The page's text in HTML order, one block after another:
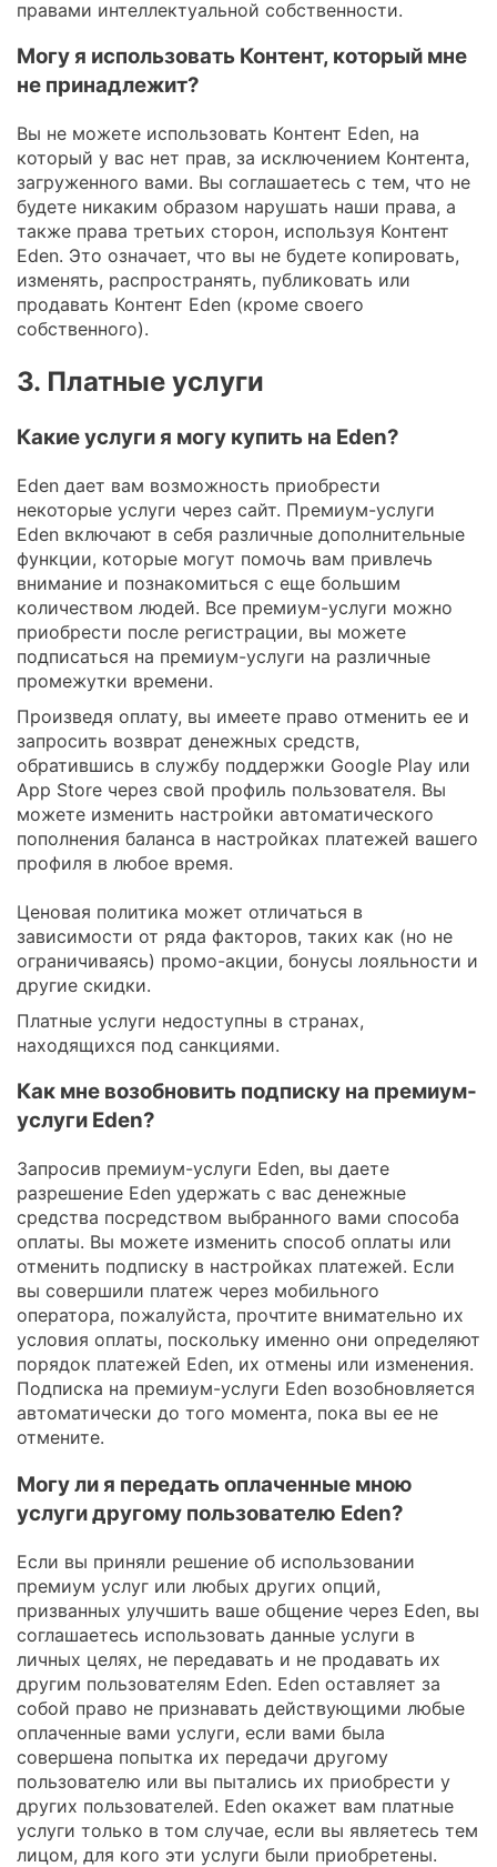
правами интеллектуальной собственности.
Могу я использовать Контент, который мне
не принадлежит?
Вы не можете использовать Контент Eden, на
который у вас нет прав, за исключением Контента,
загруженного вами. Вы соглашаетесь с тем, что не
будете никаким образом нарушать наши права, а
также права третьих сторон, используя Контент
Eden. Это означает, что вы не будете копировать,
изменять, распространять, публиковать или
продавать Контент Eden (кроме своего
собственного).
3. Платные услуги
Какие услуги я могу купить на Eden?
Eden дает вам возможность приобрести
некоторые услуги через сайт. Премиум-услуги
Eden включают в себя различные дополнительные
функции, которые могут помочь вам привлечь
внимание и познакомиться с еще большим
количеством людей. Все премиум-услуги можно
приобрести после регистрации, вы можете
подписаться на премиум-услуги на различные
промежутки времени.
Произведя оплату, вы имеете право отменить ее и
запросить возврат денежных средств,
обратившись в службу поддержки Google Play или
App Store через свой профиль пользователя. Вы
можете изменить настройки автоматического
пополнения баланса в настройках платежей вашего
профиля в любое время.
Ценовая политика может отличаться в
зависимости от ряда факторов, таких как (но не
ограничиваясь) промо-акции, бонусы лояльности и
другие скидки.
Платные услуги недоступны в странах,
находящихся под санкциями.
Как мне возобновить подписку на премиум-
услуги Eden?
Запросив премиум-услуги Eden, вы даете
разрешение Eden удержать с вас денежные
средства посредством выбранного вами способа
оплаты. Вы можете изменить способ оплаты или
отменить подписку в настройках платежей. Если
вы совершили платеж через мобильного
оператора, пожалуйста, прочтите внимательно их
условия оплаты, поскольку именно они определяют
порядок платежей Eden, их отмены или изменения.
Подписка на премиум-услуги Eden возобновляется
автоматически до того момента, пока вы ее не
отмените.
Могу ли я передать оплаченные мною
услуги другому пользователю Eden?
Если вы приняли решение об использовании
премиум услуг или любых других опций,
призванных улучшить ваше общение через Eden, вы
соглашаетесь использовать данные услуги в
личных целях, не передавать и не продавать их
другим пользователям Eden. Eden оставляет за
собой право не признавать действующими любые
оплаченные вами услуги, если вами была
совершена попытка их передачи другому
пользователю или вы пытались их приобрести у
других пользователей. Eden окажет вам платные
услуги только в том случае, если вы являетесь тем
лицом, для кого эти услуги были приобретены.